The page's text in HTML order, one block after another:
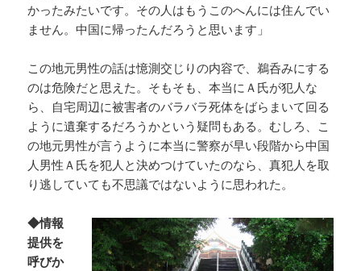
かったみたいです。その人はもうこのへんには住んでい
ません。中国に帰ったんだろうと思います」
この地元男性の話は憶測交じりの内容で、鵜呑みにする
のは危険だと思えた。そもそも、本当にＡ氏が犯人な
ら、自宅周辺に被害者のバラバラ死体をばらまいて回る
ように遺棄するだろうかという疑問もある。むしろ、こ
の地元男性が言うように本当に警察が早い段階から中国
人男性Ａ氏を犯人と決めつけていたのなら、真犯人を取
り逃していても不思議ではないように思われた。
◆情報
提供を
呼びか